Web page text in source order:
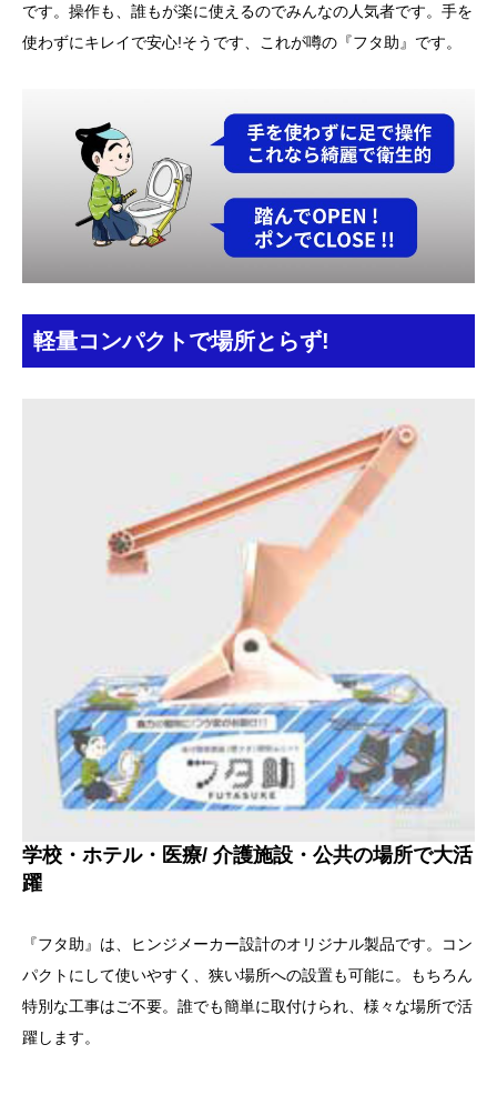
です。操作も、誰もが楽に使えるのでみんなの人気者です。手を
使わずにキレイで安心!そうです、これが噂の『フタ助』です。
軽量コンパクトで場所とらず!
学校・ホテル・医療/ 介護施設・公共の場所で大活
躍
『フタ助』は、ヒンジメーカー設計のオリジナル製品です。コン
パクトにして使いやすく、狭い場所への設置も可能に。もちろん
特別な工事はご不要。誰でも簡単に取付けられ、様々な場所で活
躍します。